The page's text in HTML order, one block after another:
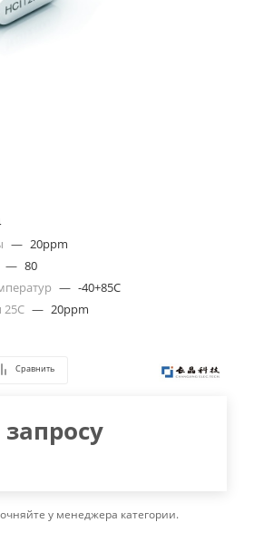
— 20ppm
— 80
— -40+85C
25С — 20ppm
Сравнить
у менеджера категории.